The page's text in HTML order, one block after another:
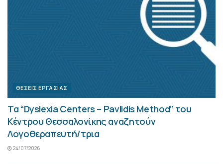
ΘΈΣΕΙΣ ΕΡΓΑΣΊΑΣ
Τα “Dyslexia Centers – Pavlidis Method” του
Κέντρου Θεσσαλονίκης αναζητούν
Λογοθεραπευτή/τρια
24/07/2026